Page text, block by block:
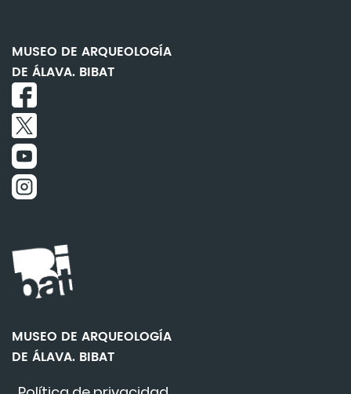
MUSEO DE ARQUEOLOGÍA
DE ÁLAVA. BIBAT
MUSEO DE ARQUEOLOGÍA
DE ÁLAVA. BIBAT